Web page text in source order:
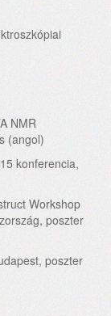
NMR
(angol)
konferencia,
Workshop
poszter
poszter